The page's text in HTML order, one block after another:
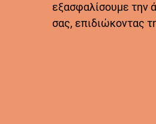
εξασφαλίσουμε την
σας, επιδιώκοντας